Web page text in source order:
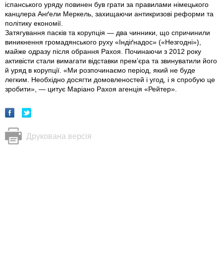
іспанського уряду повинен був грати за правилами німецького
канцлера Анґели Меркель, захищаючи антикризові реформи та
політику економії.
Затягування пасків та корупція — два чинники, що спричинили
виникнення громадянського руху «Індіґнадос» («Незгодні»),
майже одразу після обрання Рахоя. Починаючи з 2012 року
активісти стали вимагати відставки прем’єра та звинуватили його
й уряд в корупції. «Ми розпочинаємо період, який не буде
легким. Необхідно досягти домовленостей і угод, і я спробую це
зробити», — цитує Маріано Рахоя агенція «Рейтер».
Друкована версія